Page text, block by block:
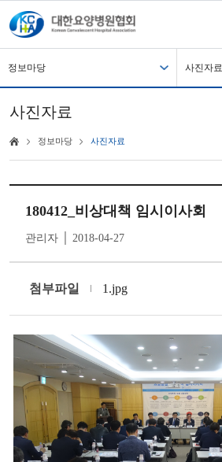
정보마당 사진자료
사진자료
정보마당 사진자료
180412_비상대책 임시이사회
관리자 │ 2018-04-27
첨부파일 1.jpg